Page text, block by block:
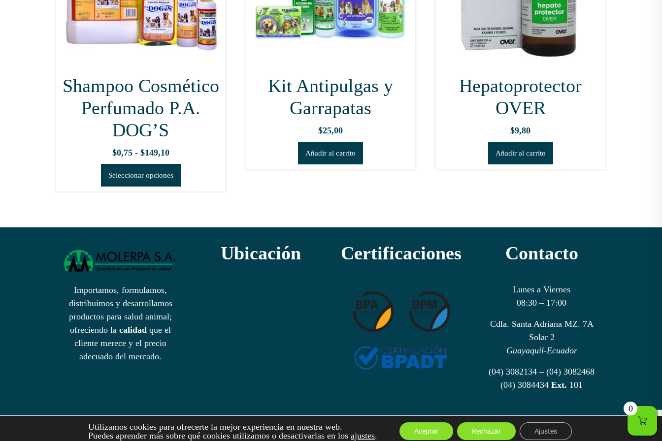
página
de
producto
de
producto
Shampoo Cosmético
Perfumado P.A.
DOG’S
$0,75 - $149,10Rango
de
precios:
Seleccionar opciones
Kit Antipulgas y
Garrapatas
$25,00
Añadir al carrito
Hepatoprotector
OVER
$9,80
Añadir al carrito
Importamos, formulamos,
distribuimos y desarrollamos
productos para salud animal;
ofreciendo la calidad que el
cliente merece y el precio
adecuado del mercado.
Ubicación Certificaciones Contacto
Lunes a Viernes
08:30 – 17:00
Cdla. Santa Adriana MZ. 7A
Solar 2
Guayaquil-Ecuador
(04) 3082134 – (04) 3082468
(04) 3084434 Ext. 101
MOLERPA S.A. 2026 Todos los derechos reservados
Utilizamos cookies para ofrecerte la mejor experiencia en nuestra web.
Puedes aprender más sobre qué cookies utilizamos o desactivarlas en losajustes. Aceptar Rechazar Ajustes
0